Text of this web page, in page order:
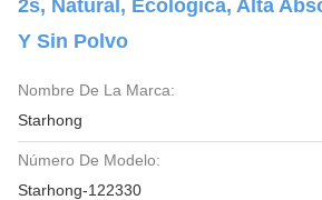
2s, Natural, Ecológica, Alta
Y Sin Polvo
Nombre De La Marca:
Starhong
Número De Modelo:
Starhong-122330